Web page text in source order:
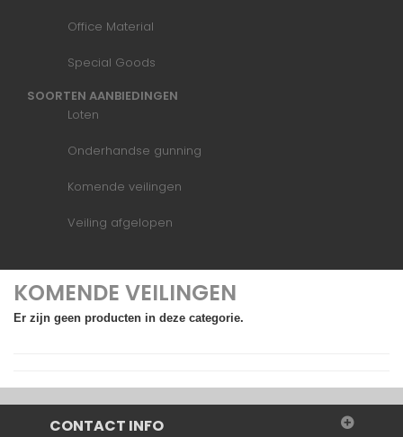
Office Material
Special Goods
SOORTEN AANBIEDINGEN
Loten
Onderhandse gunning
Komende veilingen
Veiling afgelopen
KOMENDE VEILINGEN
Er zijn geen producten in deze categorie.
CONTACT INFO